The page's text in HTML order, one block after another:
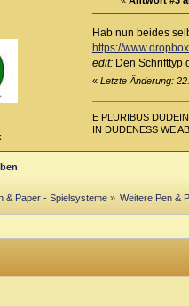
Hab nun beides
https://
edit:Den Schrifttyp
« Letzte Änderung:
E PLURIBUS
IN DUDENESS WE
& Paper - Spielsysteme» Weitere Pen &